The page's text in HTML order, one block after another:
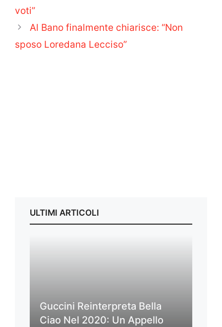
voti”
Al Bano finalmente chiarisce: “Non
sposo Loredana Lecciso”
ULTIMI ARTICOLI
Guccini Reinterpreta Bella
Ciao Nel 2020: Un Appello